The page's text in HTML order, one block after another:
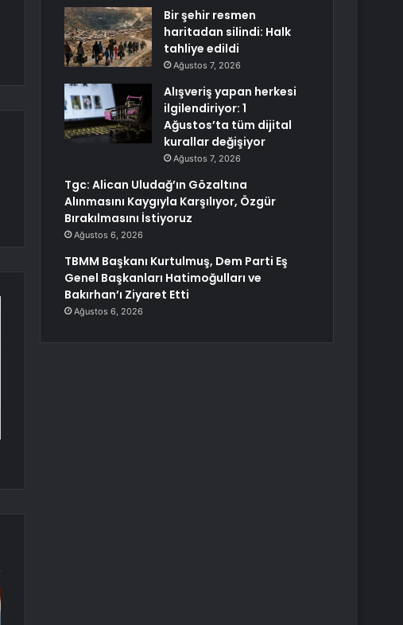
Bir şehir resmen
haritadan silindi: Halk
tahliye edildi
Ağustos 7, 2026
Alışveriş yapan herkesi
ilgilendiriyor: 1
Ağustos’ta tüm dijital
kurallar değişiyor
Ağustos 7, 2026
Tgc: Alican Uludağ’ın Gözaltına
Alınmasını Kaygıyla Karşılıyor, Özgür
Bırakılmasını İstiyoruz
Ağustos 6, 2026
TBMM Başkanı Kurtulmuş, Dem Parti Eş
Genel Başkanları Hatimoğulları ve
Bakırhan’ı Ziyaret Etti
Ağustos 6, 2026